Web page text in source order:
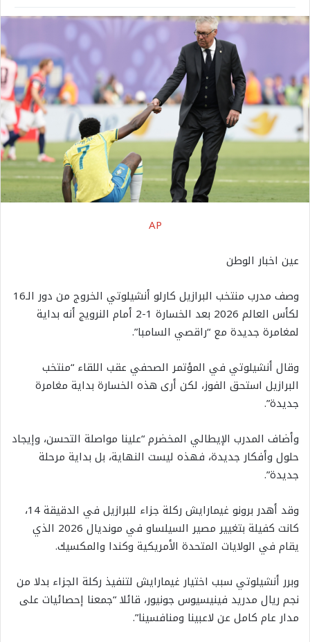
AP
عين اخبار الوطن
وصف مدرب منتخب البرازيل كارلو أنشيلوتي الخروج من دور الـ16
لكأس العالم 2026 بعد الخسارة 1-2 أمام النرويج أنه بداية
لمغامرة جديدة مع “راقصي السامبا”.
وقال أنشيلوتي في المؤتمر الصحفي عقب اللقاء “منتخب
البرازيل استحق الفوز، لكن أرى هذه الخسارة بداية مغامرة
جديدة”.
وأضاف المدرب الإيطالي المخضرم “علينا مواصلة التحسن، وإيجاد
حلول وأفكار جديدة، فهذه ليست النهاية، بل بداية مرحلة
جديدة”.
وقد أهدر برونو غيمارايش ركلة جزاء للبرازيل في الدقيقة 14،
كانت كفيلة بتغيير مصير السيلساو في مونديال 2026 الذي
يقام في الولايات المتحدة الأمريكية وكندا والمكسيك.
وبرر أنشيلوتي سبب اختيار غيمارايش لتنفيذ ركلة الجزاء بدلا من
نجم ريال مدريد فينيسيوس جونيور، قائلا “جمعنا إحصائيات على
مدار عام كامل عن لاعبينا ومنافسينا”.